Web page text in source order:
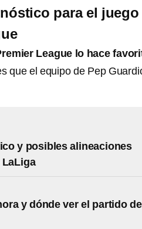
para el juego
League lo hace
que el equipo de Pep
y posibles alineaciones
LaLiga
y dónde ver el partido